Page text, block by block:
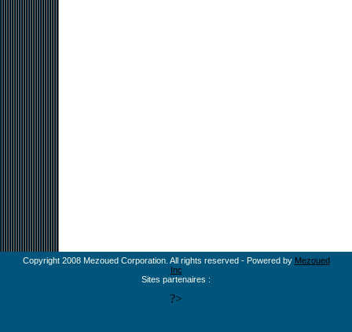
Copyright 2008 Mezoued Corporation. All rights reserved - Powered by Mezoued
Inc
Sites partenaires :
?>